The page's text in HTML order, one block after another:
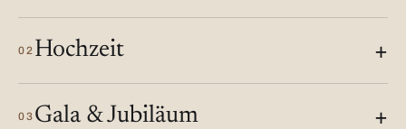
02 Hochzeit
03 Gala & Jubiläum